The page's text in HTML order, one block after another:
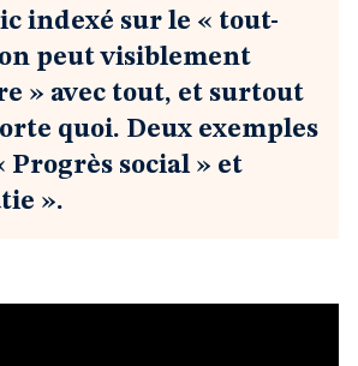
indexé sur le « tout-
peut visiblement
» avec tout, et surtout
quoi. Deux exemples
Progrès social » et
».